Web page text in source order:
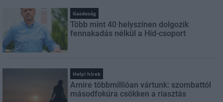
Gazdaság
Több mint 40 helyszínen dolgozik
fennakadás nélkül a Híd-csoport
Helyi hírek
Amire többmillióan vártunk: szombattól
másodfokúra csökken a riasztás